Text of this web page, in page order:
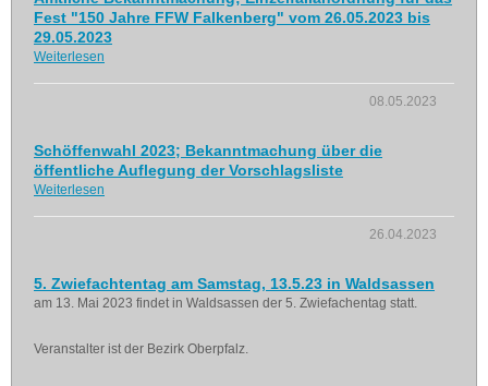
Fest "150 Jahre FFW Falkenberg" vom 26.05.2023 bis
29.05.2023
Weiterlesen
08.05.2023
Schöffenwahl 2023; Bekanntmachung über die
öffentliche Auflegung der Vorschlagsliste
Weiterlesen
26.04.2023
5. Zwiefachtentag am Samstag, 13.5.23 in Waldsassen
am 13. Mai 2023 findet in Waldsassen der 5. Zwiefachentag statt.
Veranstalter ist der Bezirk Oberpfalz.